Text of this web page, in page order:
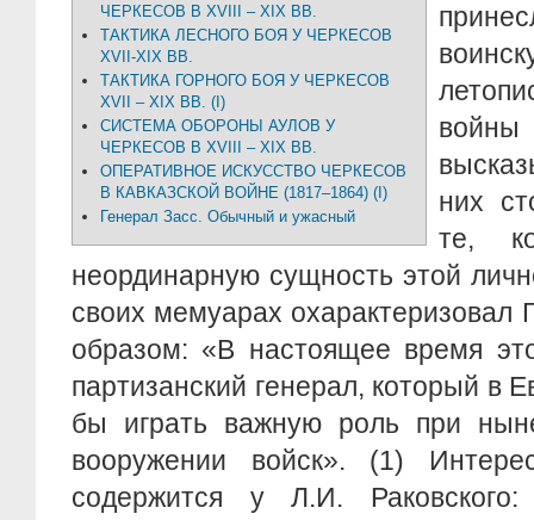
ЧЕРКЕСОВ В XVIII – XIX ВВ.
ТАКТИКА ЛЕСНОГО БОЯ У ЧЕРКЕСОВ
XVII-XIX ВВ.
ТАКТИКА ГОРНОГО БОЯ У ЧЕРКЕСОВ
XVII – XIX ВВ. (I)
СИСТЕМА ОБОРОНЫ АУЛОВ У
ЧЕРКЕСОВ В XVIII – XIX ВВ.
ОПЕРАТИВНОЕ ИСКУССТВО ЧЕРКЕСОВ
В КАВКАЗСКОЙ ВОЙНЕ (1817–1864) (I)
Генерал Засс. Обычный и ужасный
них
те,
неординарную сущность этой
своих мемуарах
образом: «В настоящее время
партизанский генерал, который в
бы играть важную роль при
вооружении войск». (1)
содержится у Л.И.